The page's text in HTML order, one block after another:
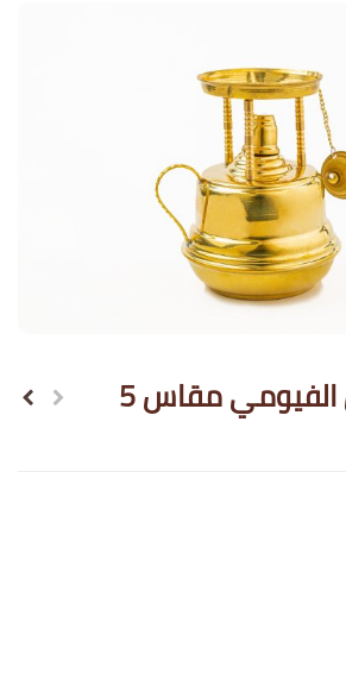
الفيومي مقاس 5